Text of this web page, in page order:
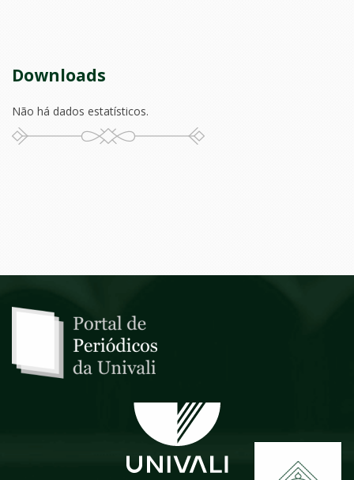
Downloads
Não há dados estatísticos.